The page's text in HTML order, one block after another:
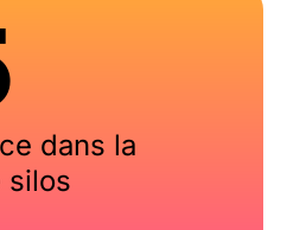
dans la
silos